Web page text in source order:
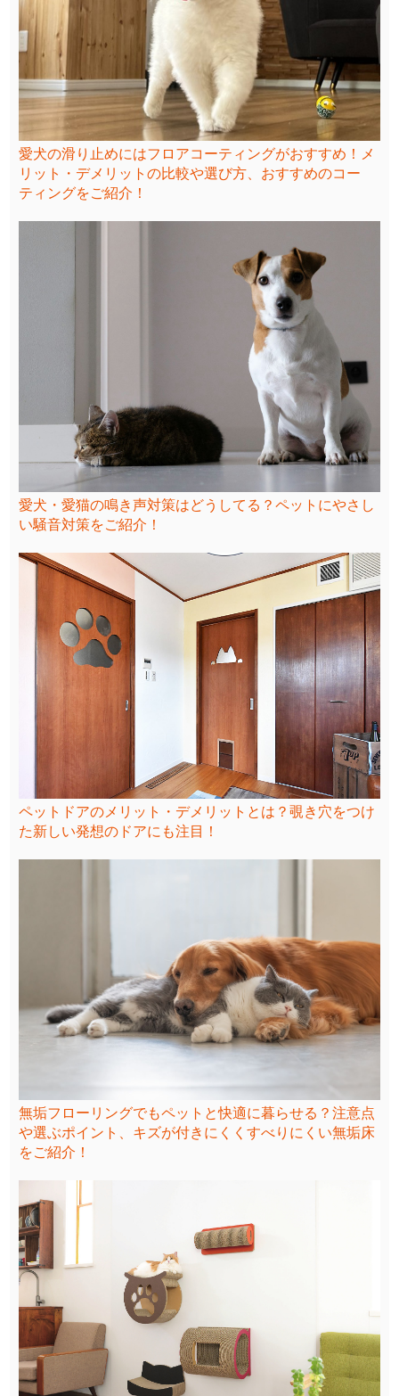
愛犬の滑り止めにはフロアコーティングがおすすめ！メ
リット・デメリットの比較や選び方、おすすめのコー
ティングをご紹介！
愛犬・愛猫の鳴き声対策はどうしてる？ペットにやさし
い騒音対策をご紹介！
ペットドアのメリット・デメリットとは？覗き穴をつけ
た新しい発想のドアにも注目！
無垢フローリングでもペットと快適に暮らせる？注意点
や選ぶポイント、キズが付きにくくすべりにくい無垢床
をご紹介！